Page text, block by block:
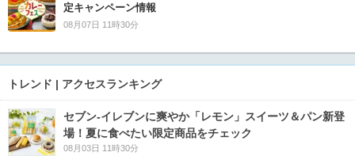
定キャンペーン情報
08月07日 11時30分
トレンド | アクセスランキング
セブン‐イレブンに爽やか「レモン」スイーツ＆パン新登
場！夏に食べたい限定商品をチェック
08月03日 11時30分